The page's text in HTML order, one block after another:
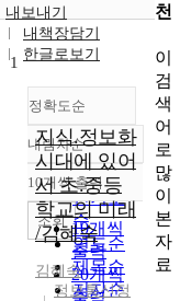
내보내기
내책장담기
한글로보기
정확도순
정확도
순
인기도
순
연도순
제목순
저자순
내림차순
내림차순
10개씩 출력
10개씩
출력
20개씩
조회
1
지식.정보화
시대에 있어
서 초.중등
학교의 미래
/김혜숙
김혜숙
정보통신정
천
이
검
색
어
로
많
이
본
자
료